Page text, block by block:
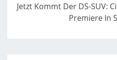
Jetzt Kommt Der DS-SUV:
Premiere In